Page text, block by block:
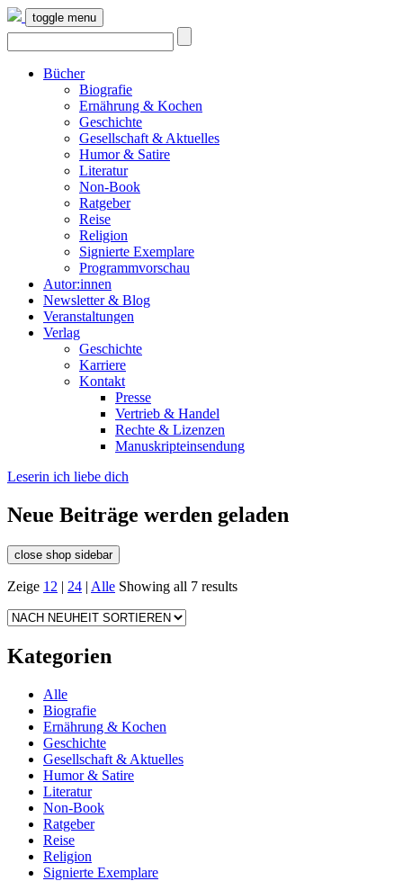
toggle menu
Bücher
Biografie
Ernährung & Kochen
Geschichte
Gesellschaft & Aktuelles
Humor & Satire
Literatur
Non-Book
Ratgeber
Reise
Religion
Signierte Exemplare
Programmvorschau
Autor:innen
Newsletter & Blog
Veranstaltungen
Verlag
Geschichte
Karriere
Kontakt
Presse
Vertrieb & Handel
Rechte & Lizenzen
Manuskripteinsendung
Leserin ich liebe dich
Neue Beiträge werden geladen
close shop sidebar
Zeige 12 | 24 | Alle Showing all 7 results
Kategorien
Alle
Biografie
Ernährung & Kochen
Geschichte
Gesellschaft & Aktuelles
Humor & Satire
Literatur
Non-Book
Ratgeber
Reise
Religion
Signierte Exemplare